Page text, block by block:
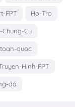
FPT Ho-Tro
Cu
quoc
Hinh-FPT
da